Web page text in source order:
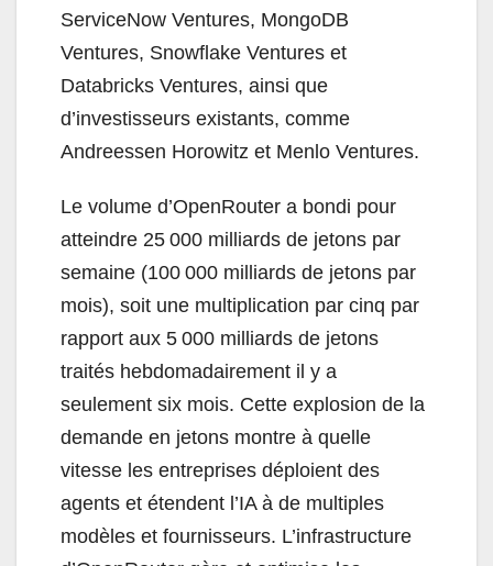
ServiceNow Ventures, MongoDB
Ventures, Snowflake Ventures et
Databricks Ventures, ainsi que
d’investisseurs existants, comme
Andreessen Horowitz et Menlo Ventures.
Le volume d’OpenRouter a bondi pour
atteindre 25 000 milliards de jetons par
semaine (100 000 milliards de jetons par
mois), soit une multiplication par cinq par
rapport aux 5 000 milliards de jetons
traités hebdomadairement il y a
seulement six mois. Cette explosion de la
demande en jetons montre à quelle
vitesse les entreprises déploient des
agents et étendent l’IA à de multiples
modèles et fournisseurs. L’infrastructure